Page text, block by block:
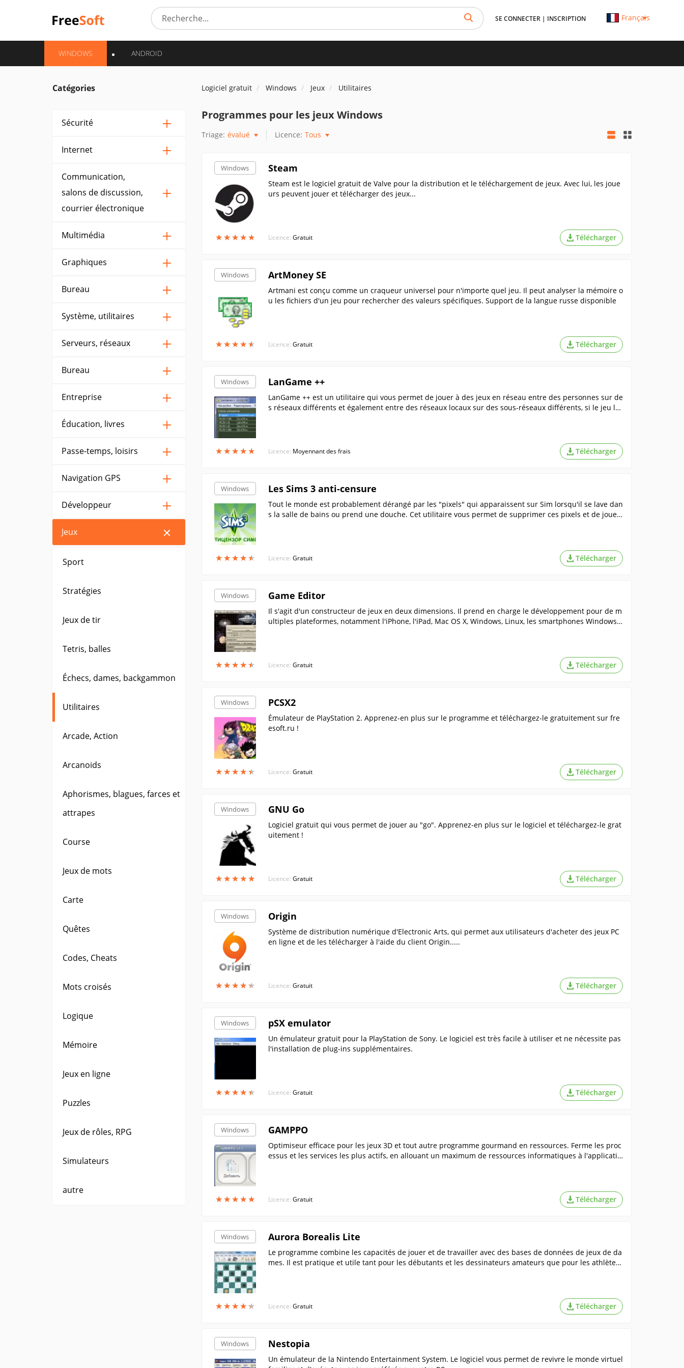
SE CONNECTER | INSCRIPTION Français
WINDOWS ANDROID
Catégories
Sécurité
Internet
Communication,
salons de discussion,
courrier électronique
Multimédia
Graphiques
Bureau
Système, utilitaires
Serveurs, réseaux
Bureau
Entreprise
Éducation, livres
Passe-temps, loisirs
Navigation GPS
Développeur
Jeux
Sport
Stratégies
Jeux de tir
Tetris, balles
Échecs, dames, backgammon
Utilitaires
Arcade, Action
Arcanoids
Aphorismes, blagues, farces et
attrapes
Course
Jeux de mots
Carte
Quêtes
Codes, Cheats
Mots croisés
Logique
Mémoire
Jeux en ligne
Puzzles
Jeux de rôles, RPG
Simulateurs
autre
Logiciel gratuit Windows Jeux Utilitaires
Programmes pour les jeux Windows
Triage: évalué Licence: Tous
Windows
★★★★★
★★★★★
Steam
Steam est le logiciel gratuit de Valve pour la distribution et le téléchargement de jeux. Avec lui, les joue
urs peuvent jouer et télécharger des jeux...
Licence: Gratuit Télécharger
Windows
★★★★★
★★★★★
ArtMoney SE
Artmani est conçu comme un craqueur universel pour n'importe quel jeu. Il peut analyser la mémoire o
u les fichiers d'un jeu pour rechercher des valeurs spécifiques. Support de la langue russe disponible
Licence: Gratuit Télécharger
Windows
★★★★★
★★★★★
LanGame ++
LanGame ++ est un utilitaire qui vous permet de jouer à des jeux en réseau entre des personnes sur de
s réseaux différents et également entre des réseaux locaux sur des sous-réseaux différents, si le jeu lui
Licence: Moyennant des frais Télécharger
Windows
★★★★★
★★★★★
Les Sims 3 anti-censure
Tout le monde est probablement dérangé par les "pixels" qui apparaissent sur Sim lorsqu'il se lave dan
s la salle de bains ou prend une douche. Cet utilitaire vous permet de supprimer ces pixels et de jouer
Licence: Gratuit Télécharger
Windows
★★★★★
★★★★★
Game Editor
Il s'agit d'un constructeur de jeux en deux dimensions. Il prend en charge le développement pour de m
ultiples plateformes, notamment l'iPhone, l'iPad, Mac OS X, Windows, Linux, les smartphones Windows,
Licence: Gratuit Télécharger
Windows
★★★★★
★★★★★
PCSX2
Émulateur de PlayStation 2. Apprenez-en plus sur le programme et téléchargez-le gratuitement sur fre
esoft.ru !
Licence: Gratuit Télécharger
Windows
★★★★★
★★★★★
GNU Go
Logiciel gratuit qui vous permet de jouer au "go". Apprenez-en plus sur le logiciel et téléchargez-le grat
uitement !
Licence: Gratuit Télécharger
Windows
★★★★★
★★★★★
Origin
Système de distribution numérique d'Electronic Arts, qui permet aux utilisateurs d'acheter des jeux PC
en ligne et de les télécharger à l'aide du client Origin.....
Licence: Gratuit Télécharger
Windows
★★★★★
★★★★★
pSX emulator
Un émulateur gratuit pour la PlayStation de Sony. Le logiciel est très facile à utiliser et ne nécessite pas
l'installation de plug-ins supplémentaires.
Licence: Gratuit Télécharger
Windows
★★★★★
★★★★★
GAMPPO
Optimiseur efficace pour les jeux 3D et tout autre programme gourmand en ressources. Ferme les proc
essus et les services les plus actifs, en allouant un maximum de ressources informatiques à l'applicatio
Licence: Gratuit Télécharger
Windows
★★★★★
★★★★★
Aurora Borealis Lite
Le programme combine les capacités de jouer et de travailler avec des bases de données de jeux de da
mes. Il est pratique et utile tant pour les débutants et les dessinateurs amateurs que pour les athlètes
Licence: Gratuit Télécharger
Windows Nestopia
Un émulateur de la Nintendo Entertainment System. Le logiciel vous permet de revivre le monde virtuel